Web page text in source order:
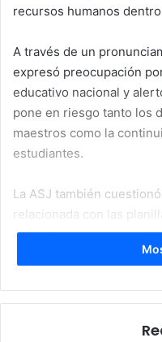
recursos humanos
A través de un
expresó preocupación
educativo nacional y
pone en riesgo tanto los
maestros como la
estudiantes.
La ASJ también
relacionada con las
mayor transparencia en
maestros